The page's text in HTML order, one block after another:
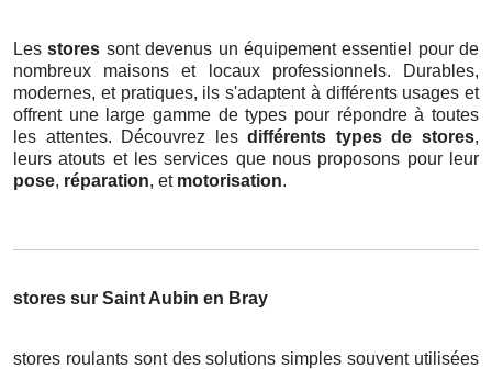
Lesstores sont devenus un équipement essentiel pour de
nombreux maisons et locaux professionnels. Durables,
modernes, et pratiques, ils s'adaptent à différents usages et
offrent une large gamme de types pour répondre à toutes
les attentes. Découvrez lesdifférents types de stores,
leurs atouts et les services que nous proposons pour leur
pose, réparation, et motorisation.
stores sur Saint Aubin en Bray
stores roulants sont des solutions simples souvent utilisées